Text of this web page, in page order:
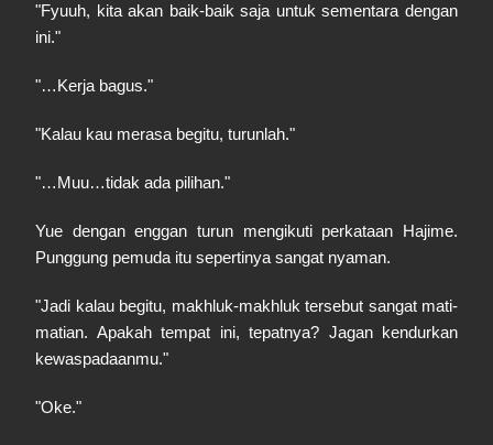
"Fyuuh, kita akan baik-baik saja untuk sementara dengan
ini."
"…Kerja bagus."
"Kalau kau merasa begitu, turunlah."
"…Muu…tidak ada pilihan."
Yue dengan enggan turun mengikuti perkataan Hajime.
Punggung pemuda itu sepertinya sangat nyaman.
"Jadi kalau begitu, makhluk-makhluk tersebut sangat mati-
matian. Apakah tempat ini, tepatnya? Jagan kendurkan
kewaspadaanmu."
"Oke."